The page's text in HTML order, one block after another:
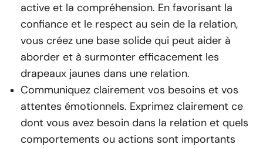
active et la compréhension. En favorisant la
confiance et le respect au sein de la relation,
vous créez une base solide qui peut aider à
aborder et à surmonter efficacement les
drapeaux jaunes dans une relation.
Communiquez clairement vos besoins et vos
attentes émotionnels. Exprimez clairement ce
dont vous avez besoin dans la relation et quels
comportements ou actions sont importants